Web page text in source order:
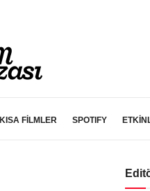
KISA FİLMLER SPOTIFY